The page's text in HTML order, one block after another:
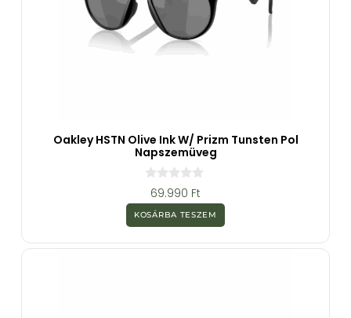
Oakley HSTN Olive Ink W/ Prizm Tunsten Pol
Napszemüveg
z
5
b
69.990 Ft
KOSÁRBA TESZEM